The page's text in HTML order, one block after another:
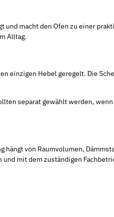
macht den Ofen zu einer
Alltag.
einzigen Hebel geregelt. Die
separat gewählt werden,
von Raumvolumen,
mit dem zuständigen